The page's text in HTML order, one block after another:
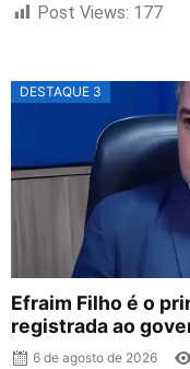
Post Views: 177
DESTAQUE 3
Efraim Filho é o
registrada ao
6 de agosto de 2026